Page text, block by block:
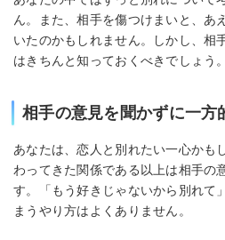
ん。また、相手を傷つけまいと、あ
いたのかもしれません。しかし、相
はきちんと知っておくべきでしょう。
相手の意見を聞かずに一方
あなたは、恋人と別れたい一心かも
わってきた関係である以上は相手の
す。「もう好きじゃないから別れて
まうやり方はよくありません。